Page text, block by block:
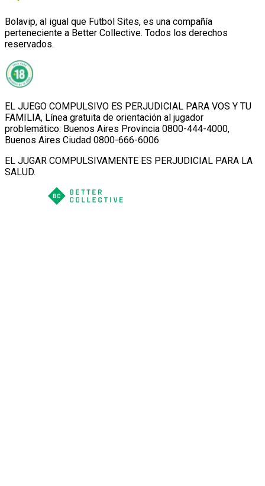
Bolavip, al igual que Futbol Sites, es una compañía
perteneciente a Better Collective. Todos los derechos
reservados.
EL JUEGO COMPULSIVO ES PERJUDICIAL PARA VOS Y TU
FAMILIA, Línea gratuita de orientación al jugador
problemático: Buenos Aires Provincia 0800-444-4000,
Buenos Aires Ciudad 0800-666-6006
EL JUGAR COMPULSIVAMENTE ES PERJUDICIAL PARA LA
SALUD.